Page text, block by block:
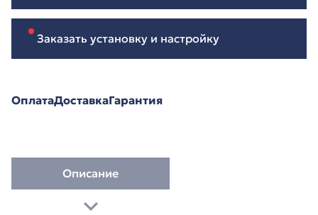
Заказать установку и настройку
ОплатаДоставкаГарантия
Описание